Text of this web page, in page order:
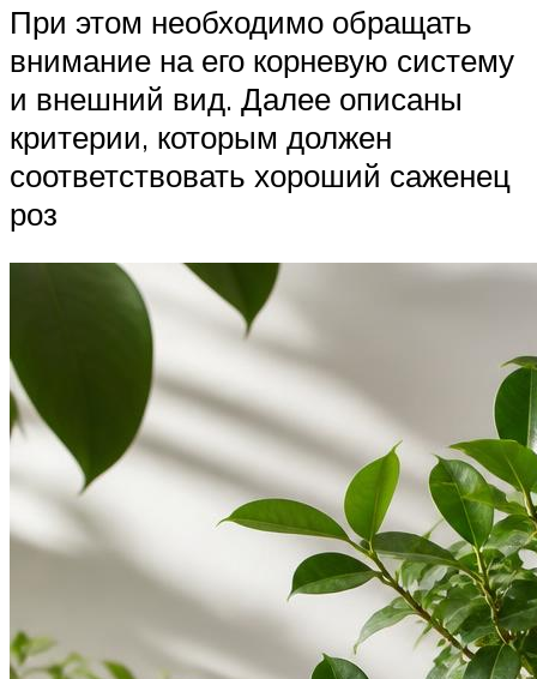
При этом необходимо обращать
внимание на его корневую систему
и внешний вид. Далее описаны
критерии, которым должен
соответствовать хороший саженец
роз